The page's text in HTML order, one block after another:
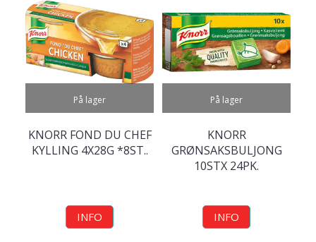
På lager
KNORR FOND DU CHEF
KYLLING 4X28G *8ST..
INFO
På lager
KNORR
GRØNSAKSBULJONG
10STX 24PK.
INFO